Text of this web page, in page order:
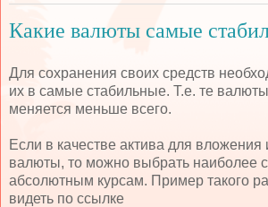
Какие валюты самые
Для сохранения своих средств
их в самые стабильные. Т.е. те
меняется меньше всего.
Если в качестве актива для вложения
валюты, то можно выбрать наиболее
абсолютным курсам. Пример такого
видеть по ссылке